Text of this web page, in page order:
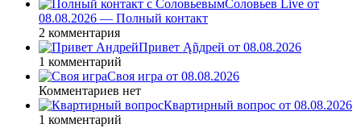
Соловьев Live от
08.08.2026 — Полный контакт
2 комментария
Привет Ąñдpей от 08.08.2026
1 комментарий
Своя игра от 08.08.2026
Комментариев нет
Квартирный вопрос от 08.08.2026
1 комментарий